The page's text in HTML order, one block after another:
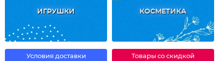
ИГРУШКИ КОСМЕТИКА
Условия доставки Товары со скидкой